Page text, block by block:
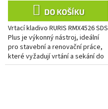
DO KOŠÍKU
Vrtací kladivo RURIS RMX4526 SDS
Plus je výkonný nástroj, ideální
pro stavební a renovační práce,
které vyžadují vrtání a sekání do
tvrdých materiálů, jako je beton.